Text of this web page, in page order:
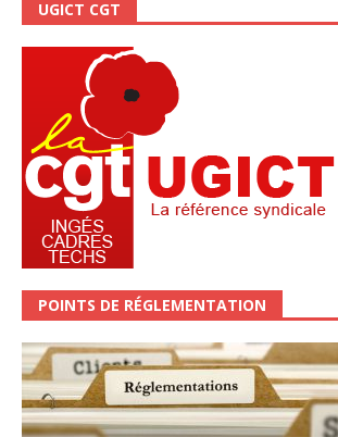
UGICT CGT
POINTS DE RÉGLEMENTATION